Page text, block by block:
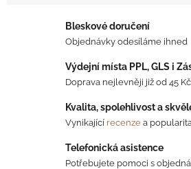
Bleskové doručení
Objednávky odesíláme ihned
Výdejní místa PPL, GLS i
Doprava nejlevněji již od 45
Kvalita, spolehlivost a
Vynikající recenze a
Telefonická asistence
Potřebujete pomoci s